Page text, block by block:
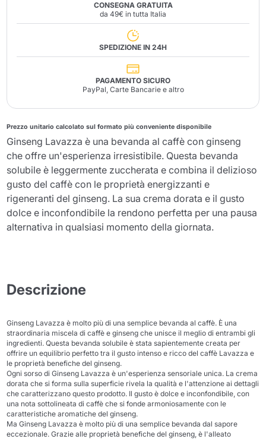
CONSEGNA GRATUITA
da 49€ in tutta Italia
SPEDIZIONE IN 24H
PAGAMENTO SICURO
PayPal, Carte Bancarie e altro
Prezzo unitario calcolato sul formato più conveniente disponibile
Ginseng Lavazza è una bevanda al caffè con ginseng
che offre un'esperienza irresistibile. Questa bevanda
solubile è leggermente zuccherata e combina il delizioso
gusto del caffè con le proprietà energizzanti e
rigeneranti del ginseng. La sua crema dorata e il gusto
dolce e inconfondibile la rendono perfetta per una pausa
alternativa in qualsiasi momento della giornata.
Descrizione
Ginseng Lavazza è molto più di una semplice bevanda al caffè. È una
straordinaria miscela di caffè e ginseng che unisce il meglio di entrambi gli
ingredienti. Questa bevanda solubile è stata sapientemente creata per
offrire un equilibrio perfetto tra il gusto intenso e ricco del caffè Lavazza e
le proprietà benefiche del ginseng.
Ogni sorso di Ginseng Lavazza è un'esperienza sensoriale unica. La crema
dorata che si forma sulla superficie rivela la qualità e l'attenzione ai dettagli
che caratterizzano questo prodotto. Il gusto è dolce e inconfondibile, con
una nota sottolineata di caffè che si fonde armoniosamente con le
caratteristiche aromatiche del ginseng.
Ma Ginseng Lavazza è molto più di una semplice bevanda dal sapore
eccezionale. Grazie alle proprietà benefiche del ginseng, è l'alleato